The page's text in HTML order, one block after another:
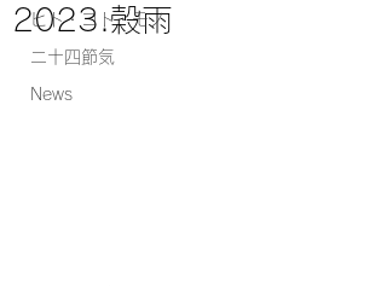
ヒト・コト・モノ
二十四節気
News
2023.穀雨